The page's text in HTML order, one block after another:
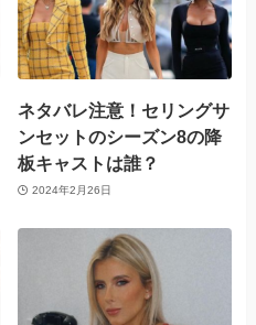
ネタバレ注意！セリングサ
ンセットのシーズン8の降
板キャストは誰？
2024年2月26日